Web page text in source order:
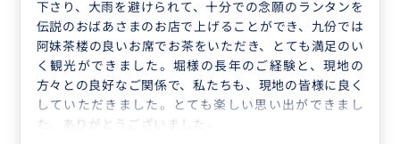
下さり、大雨を避けられて、十分での念願のランタンを
伝説のおばあさまのお店で上げることができ、九份では
阿妹茶楼の良いお席でお茶をいただき、とても満足のい
く観光ができました。堀様の長年のご経験と、現地の
方々との良好なご関係で、私たちも、現地の皆様に良く
していただきました。とても楽しい思い出ができまし
た。ありがとうございました。